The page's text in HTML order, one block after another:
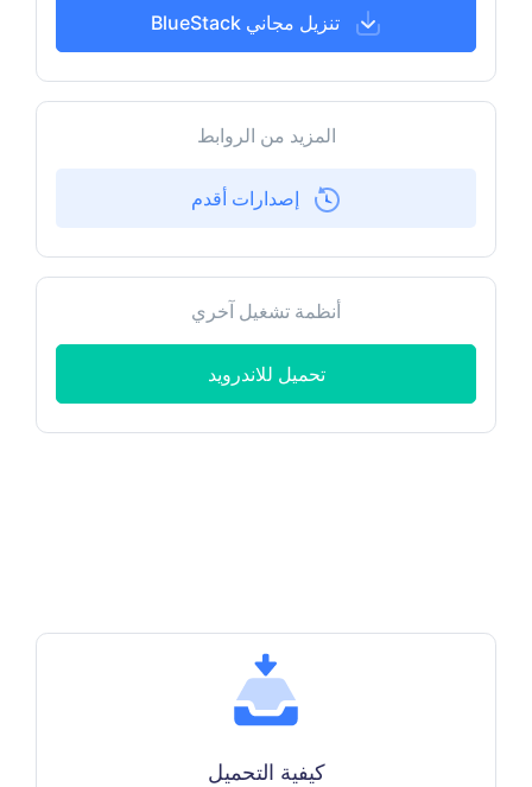
تنزيل مجاني BlueStack
المزيد من الروابط
إصدارات أقدم
أنظمة تشغيل آخري
تحميل للاندرويد
كيفية التحميل